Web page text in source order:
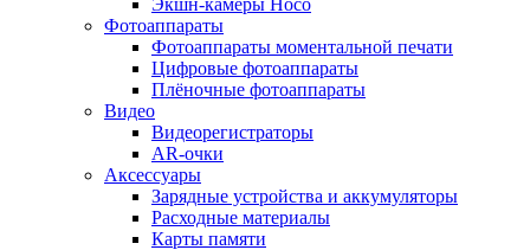
Экшн-камеры Hoco
Фотоаппараты
Фотоаппараты моментальной печати
Цифровые фотоаппараты
Плёночные фотоаппараты
Видео
Видеорегистраторы
AR-очки
Аксессуары
Зарядные устройства и аккумуляторы
Расходные материалы
Карты памяти